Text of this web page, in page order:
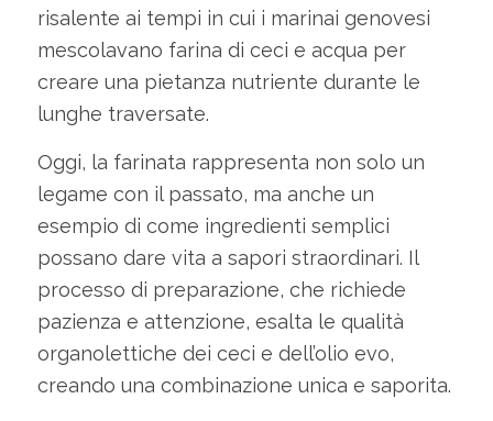
risalente ai tempi in cui i marinai genovesi
mescolavano farina di ceci e acqua per
creare una pietanza nutriente durante le
lunghe traversate.
Oggi, la farinata rappresenta non solo un
legame con il passato, ma anche un
esempio di come ingredienti semplici
possano dare vita a sapori straordinari. Il
processo di preparazione, che richiede
pazienza e attenzione, esalta le qualità
organolettiche dei ceci e dell’olio evo,
creando una combinazione unica e saporita.